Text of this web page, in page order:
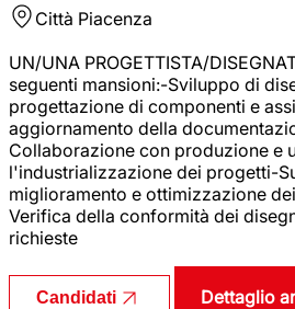
Città Piacenza
UN/UNA PROGETTISTA/
seguenti mansioni:-Sviluppo di
progettazione di componenti e
aggiornamento della
Collaborazione con produzione e
l'industrializzazione dei progetti-
miglioramento e ottimizzazione
Verifica della conformità dei
richieste
Candidati Dettaglio